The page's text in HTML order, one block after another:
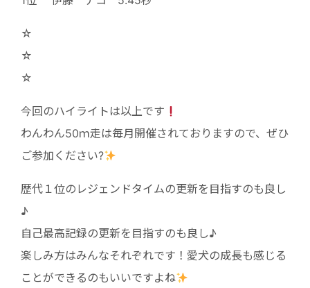
☆
☆
☆
今回のハイライトは以上です
わんわん50ｍ走は毎月開催されておりますので、ぜひ
ご参加ください?
歴代１位のレジェンドタイムの更新を目指すのも良し
♪
自己最高記録の更新を目指すのも良し♪
楽しみ方はみんなそれぞれです！愛犬の成長も感じる
ことができるのもいいですよね